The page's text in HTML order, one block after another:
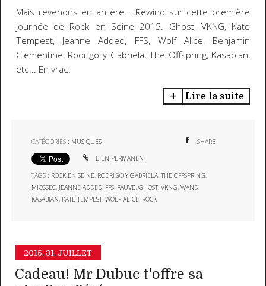
Mais revenons en arrière... Rewind sur cette première
journée de Rock en Seine 2015. Ghost, VKNG, Kate
Tempest, Jeanne Added, FFS, Wolf Alice, Benjamin
Clementine, Rodrigo y Gabriela, The Offspring, Kasabian,
etc... En vrac.
Lire la suite
CATÉGORIES : MUSIQUES SHARE
LIEN PERMANENT
TAGS : ROCK EN SEINE, RODRIGO Y GABRIELA,THE OFFSPRING,
MIOSSEC, JEANNE ADDED, FFS, FAUVE,GHOST,VKNG,WAND,
KASABIAN, KATE TEMPEST,WOLF ALICE, ROCK
2015. 31. JUILLET
Cadeau! Mr Dubuc t'offre sa